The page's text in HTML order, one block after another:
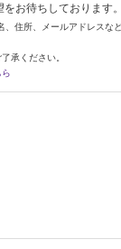
お待ちしております。
住所、メールアドレスな
承ください。